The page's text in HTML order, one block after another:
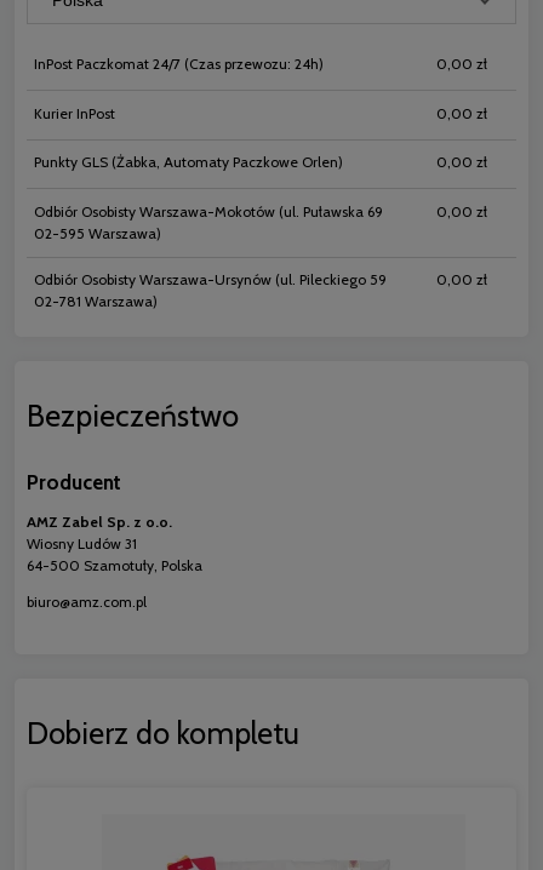
InPost Paczkomat 24/7 (Czas przewozu: 24h) 0,00 zł
Kurier InPost 0,00 zł
Punkty GLS (Żabka, Automaty Paczkowe Orlen) 0,00 zł
Odbiór Osobisty Warszawa-Mokotów (ul. Puławska 69
02-595 Warszawa)
0,00 zł
Odbiór Osobisty Warszawa-Ursynów (ul. Pileckiego 59
02-781 Warszawa)
0,00 zł
Bezpieczeństwo
Producent
AMZ Zabel Sp. z o.o.
Wiosny Ludów 31
64-500 Szamotuły, Polska
biuro@amz.com.pl
Dobierz do kompletu